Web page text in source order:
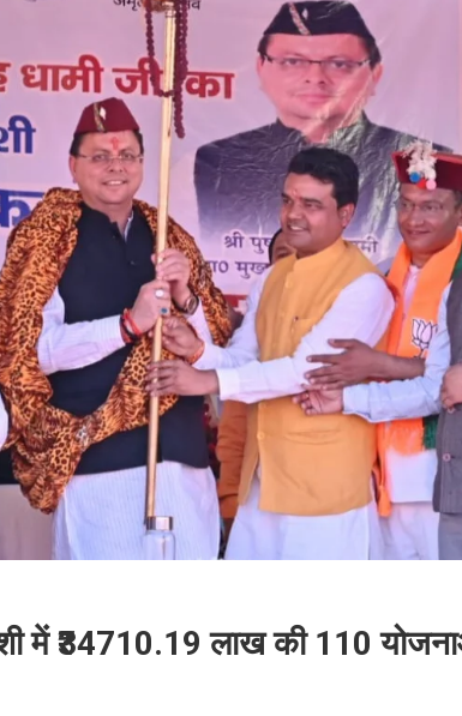
में ₹34710.19 लाख की 110